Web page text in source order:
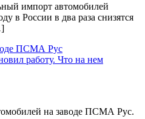
импорт автомобилей
в России в два раза снизятся
работу. Что на нем
на заводе ПСМА Рус.